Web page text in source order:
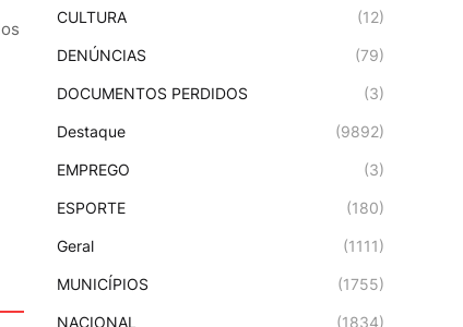
CULTURA (12)
DENÚNCIAS (79)
DOCUMENTOS PERDIDOS (3)
Destaque (9892)
EMPREGO (3)
ESPORTE (180)
Geral (1111)
MUNICÍPIOS (1755)
NACIONAL (1834)